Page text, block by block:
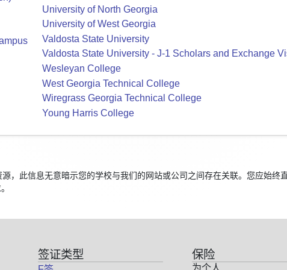
University of North Georgia
University of West Georgia
Valdosta State University
Valdosta State University - J-1 Scholars and Exchange
Wesleyan College
West Georgia Technical College
Wiregrass Georgia Technical College
Young Harris College
，此信息无意暗示您的学校与我们的网站或公司之间存在关联。您应始终
签证类型 保险